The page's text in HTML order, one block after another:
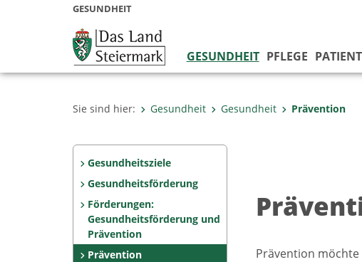
GESUNDHEIT
GESUNDHEIT PFLEGE
Sie sind hier: Gesundheit Gesundheit Prävention
Gesundheitsziele
Gesundheitsförderung
Förderungen:
Gesundheitsförderung und
Prävention
Prävention
Prävention